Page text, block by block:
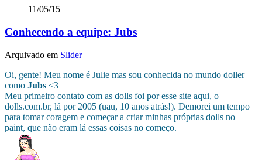
11/05/15
Conhecendo a equipe: Jubs
Arquivado em Slider
Oi, gente! Meu nome é Julie mas sou conhecida no mundo doller
como Jubs <3
Meu primeiro contato com as dolls foi por esse site aqui, o
dolls.com.br, lá por 2005 (uau, 10 anos atrás!). Demorei um tempo
para tomar coragem e começar a criar minhas próprias dolls no
paint, que não eram lá essas coisas no começo.